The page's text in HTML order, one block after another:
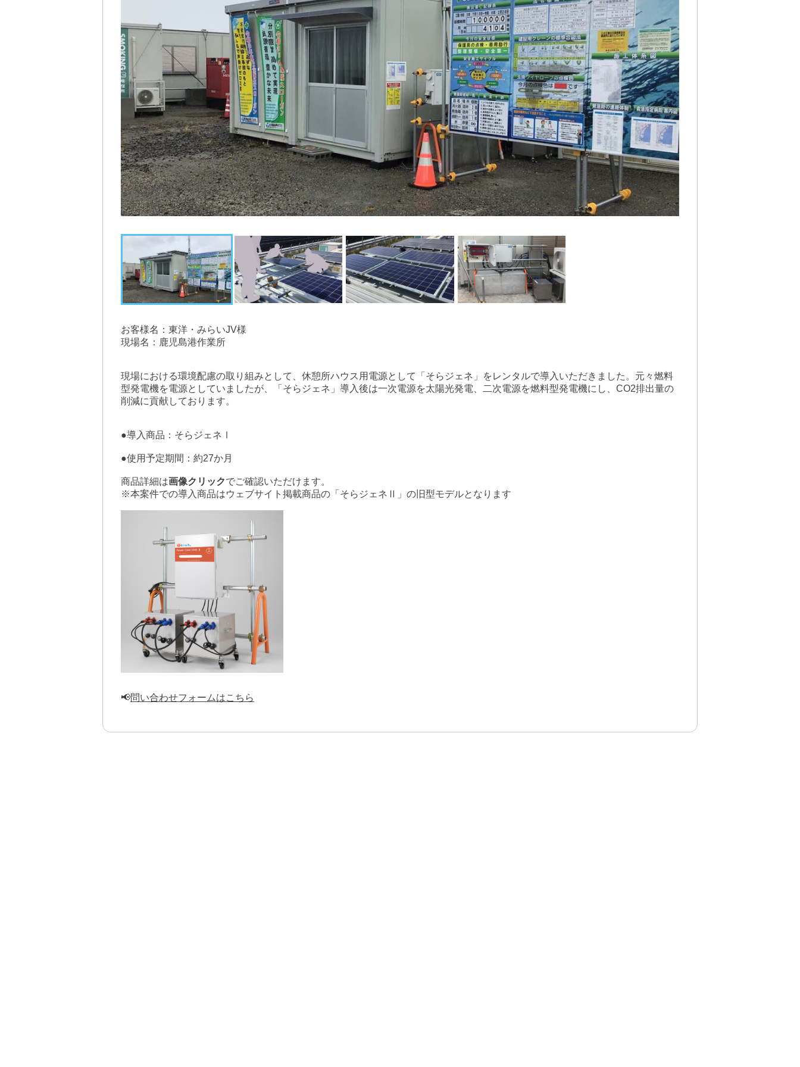
お客様名：東洋・みらいJV様
現場名：鹿児島港作業所
現場における環境配慮の取り組みとして、休憩所ハウス用電源として「そらジェネ」をレンタルで導入いただきました。元々燃料
型発電機を電源としていましたが、「そらジェネ」導入後は一次電源を太陽光発電、二次電源を燃料型発電機にし、CO2排出量の
削減に貢献しております。
●導入商品：そらジェネⅠ
●使用予定期間：約27か月
商品詳細は画像クリックでご確認いただけます。
※本案件での導入商品はウェブサイト掲載商品の「そらジェネⅡ」の旧型モデルとなります
📢問い合わせフォームはこちら